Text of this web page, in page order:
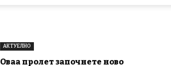
АКТУЕЛНО
Оваа пролет започнете ново